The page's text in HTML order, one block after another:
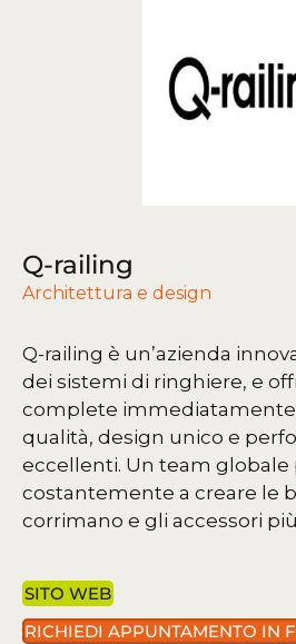
Q-railing
Architettura e design
Q-railing è un’azienda
dei sistemi di ringhiere, e
complete
qualità, design unico e
eccellenti. Un team globale
costantemente a creare le
corrimano e gli accessori
SITO WEB
RICHIEDI APPUNTAMENTO IN